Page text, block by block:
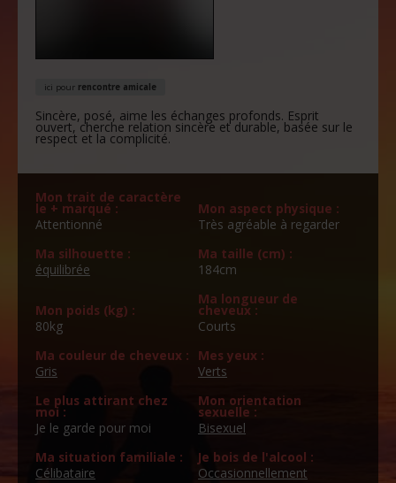
ici pour rencontre amicale
Sincère, posé, aime les échanges profonds. Esprit
ouvert, cherche relation sincère et durable, basée sur le
respect et la complicité.
Mon trait de caractère
le + marqué :
Attentionné
Mon aspect physique :
Très agréable à regarder
Ma silhouette :
équilibrée
Ma taille (cm) :
184cm
Mon poids (kg) :
80kg
Ma longueur de
cheveux :
Courts
Ma couleur de cheveux :
Gris
Mes yeux :
Verts
Le plus attirant chez
moi :
Je le garde pour moi
Mon orientation
sexuelle :
Bisexuel
Ma situation familiale :
Célibataire
Je bois de l'alcool :
Occasionnellement